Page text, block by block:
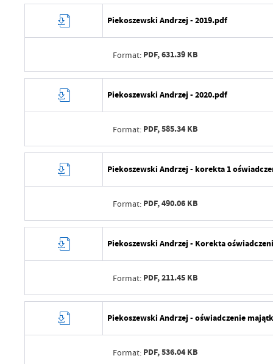
Opublikował
Data ostatniej aktualizacji
Ostatnio zaktualizował
Data opublikowania
Opublikował
Data ostatniej aktualizacji
Ostatnio zaktualizował
Piekoszewski Andrzej - 2019.pdf
Format: PDF,631.39 KB
Data opublikowania
Opublikował
Data ostatniej aktualizacji
Ostatnio zaktualizował
Piekoszewski Andrzej - 2020.pdf
Format: PDF,585.34 KB
Data opublikowania
Opublikował
Data ostatniej aktualizacji
Ostatnio zaktualizował
Piekoszewski Andrzej - korekta 1
Format: PDF,490.06 KB
Data opublikowania
Opublikował
Data ostatniej aktualizacji
Ostatnio zaktualizował
Piekoszewski Andrzej - Korekta
Format: PDF,211.45 KB
Data opublikowania
Piekoszewski Andrzej - oświadczenie
Format: PDF,536.04 KB